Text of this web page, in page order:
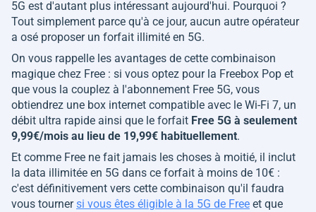
5G est d'autant plus intéressant aujourd'hui. Pourquoi ?
Tout simplement parce qu'à ce jour, aucun autre opérateur
a osé proposer un forfait illimité en 5G.
On vous rappelle les avantages de cette combinaison
magique chez Free : si vous optez pour la Freebox Pop et
que vous la couplez à l'abonnement Free 5G, vous
obtiendrez une box internet compatible avec le Wi-Fi 7, un
débit ultra rapide ainsi que le forfait Free 5G à seulement
9,99€/mois au lieu de 19,99€ habituellement.
Et comme Free ne fait jamais les choses à moitié, il inclut
la data illimitée en 5G dans ce forfait à moins de 10€ :
c'est définitivement vers cette combinaison qu'il faudra
vous tournersi vous êtes éligible à la 5G de Free et que